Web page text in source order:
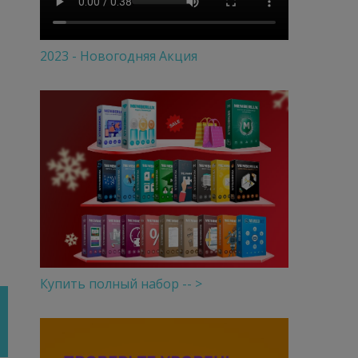
2023 - Новогодняя Акция
Купить полный набор -- >